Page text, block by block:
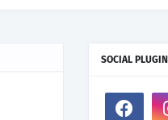
SOCIAL PLUGIN